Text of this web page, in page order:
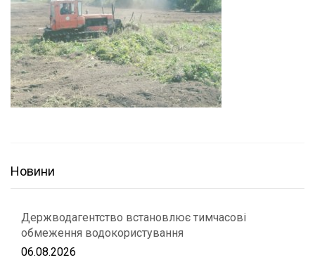
Новини
Держводагентство встановлює тимчасові
обмеження водокористування
06.08.2026